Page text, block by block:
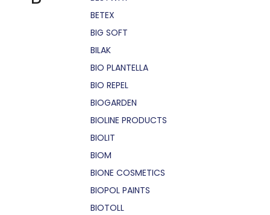
BETEX
BIG SOFT
BILAK
BIO PLANTELLA
BIO REPEL
BIOGARDEN
BIOLINE PRODUCTS
BIOLIT
BIOM
BIONE COSMETICS
BIOPOL PAINTS
BIOTOLL